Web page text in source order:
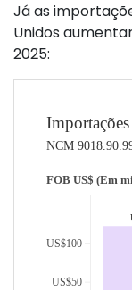
Já as
Unidos
2025: